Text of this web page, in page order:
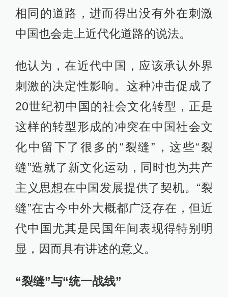
相同的道路，进而得出没有外在刺激
中国也会走上近代化道路的说法。
他认为，在近代中国，应该承认外界
刺激的决定性影响。这种冲击促成了
20世纪初中国的社会文化转型，正是
这样的转型形成的冲突在中国社会文
化中留下了很多的“裂缝”，这些“裂
缝”造就了新文化运动，同时也为共产
主义思想在中国发展提供了契机。“裂
缝”在古今中外大概都广泛存在，但近
代中国尤其是民国年间表现得特别明
显，因而具有讲述的意义。
“裂缝”与“统一战线”